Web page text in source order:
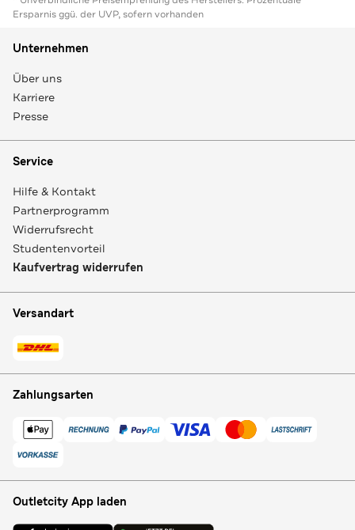
Ersparnis ggü. der UVP, sofern vorhanden
Unternehmen
Über uns
Karriere
Presse
Service
Hilfe & Kontakt
Partnerprogramm
Widerrufsrecht
Studentenvorteil
Kaufvertrag widerrufen
Versandart
Zahlungsarten
Outletcity App laden